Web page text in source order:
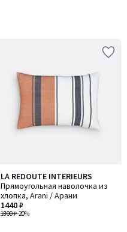
LA REDOUTE INTERIEURS
Прямоугольная наволочка из
хлопка, Arani / Арани
1800 ₽-20%
1440 ₽